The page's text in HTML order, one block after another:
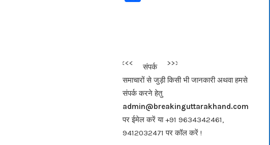
b
o
o
k
<<<संपर्क>>>
समाचारों से जुड़ी किसी भी जानकारी अथवा हमसे
संपर्क करने हेतु
admin@breakinguttarakhand.com
पर ईमेल करें या +91 9634342461,
9412032471 पर कॉल करें !